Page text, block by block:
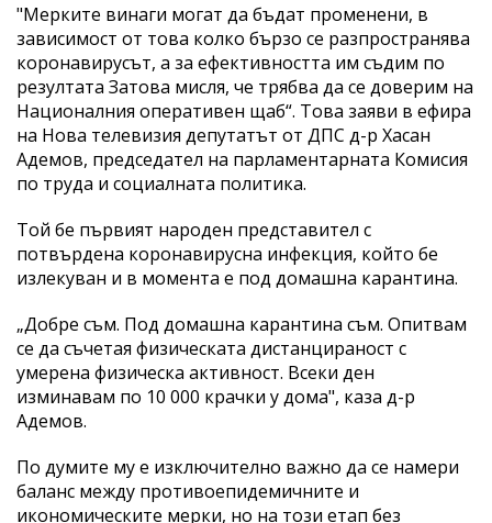
"Мерките винаги могат да бъдат променени, в
зависимост от това колко бързо се разпространява
коронавирусът, а за ефективността им съдим по
резултата Затова мисля, че трябва да се доверим на
Националния оперативен щаб“. Това заяви в ефира
на Нова телевизия депутатът от ДПС д-р Хасан
Адемов, председател на парламентарната Комисия
по труда и социалната политика.
Той бе първият народен представител с
потвърдена коронавирусна инфекция, който бе
излекуван и в момента е под домашна карантина.
„Добре съм. Под домашна карантина съм. Опитвам
се да съчетая физическата дистанцираност с
умерена физическа активност. Всеки ден
изминавам по 10 000 крачки у дома", каза д-р
Адемов.
По думите му е изключително важно да се намери
баланс между противоепидемичните и
икономическите мерки, но на този етап без